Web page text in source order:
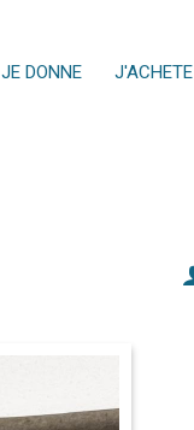
JE DONNE J'ACHETE